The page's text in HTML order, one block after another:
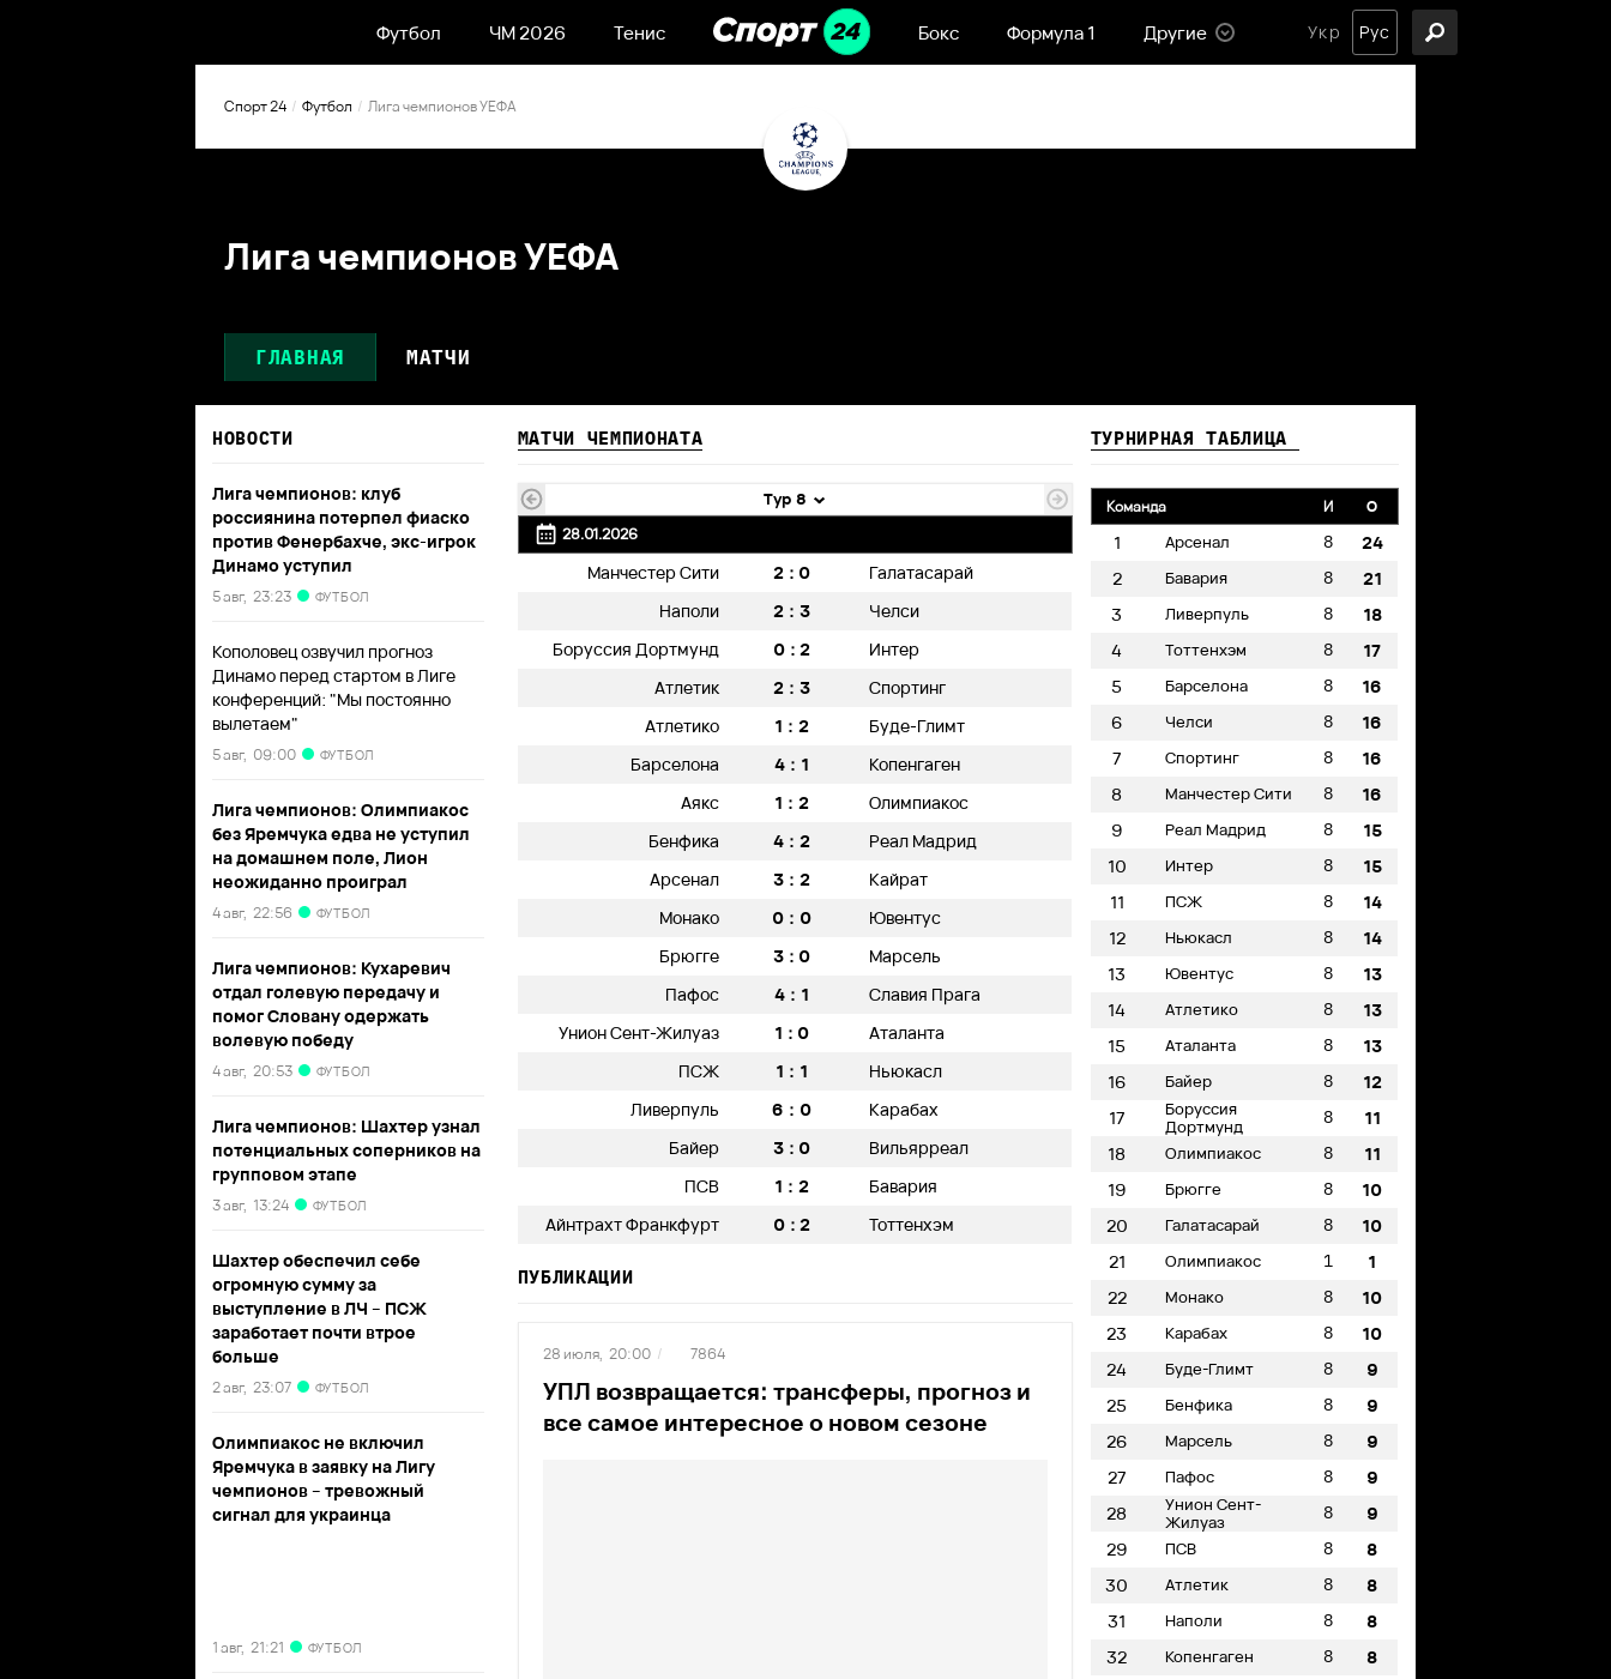
Футбол ЧМ 2026 Тенис Бокс Формула 1 Другие Укр Рус
Спорт 24 Футбол Лига чемпионов УЕФА
Лига чемпионов УЕФА
ГЛАВНАЯ МАТЧИ
НОВОСТИ
Лига чемпионов: клуб
россиянина потерпел фиаско
против Фенербахче, экс-игрок
Динамо уступил
5 авг, 23:23 ФУТБОЛ
Кополовец озвучил прогноз
Динамо перед стартом в Лиге
конференций: "Мы постоянно
вылетаем"
5 авг, 09:00 ФУТБОЛ
Лига чемпионов: Олимпиакос
без Яремчука едва не уступил
на домашнем поле, Лион
неожиданно проиграл
4 авг, 22:56 ФУТБОЛ
Лига чемпионов: Кухаревич
отдал голевую передачу и
помог Словану одержать
волевую победу
4 авг, 20:53 ФУТБОЛ
Лига чемпионов: Шахтер узнал
потенциальных соперников на
групповом этапе
3 авг, 13:24 ФУТБОЛ
Шахтер обеспечил себе
огромную сумму за
выступление в ЛЧ – ПСЖ
заработает почти втрое
больше
2 авг, 23:07 ФУТБОЛ
Олимпиакос не включил
Яремчука в заявку на Лигу
чемпионов – тревожный
сигнал для украинца
1 авг, 21:21 ФУТБОЛ
МАТЧИ ЧЕМПИОНАТА
Тур 8
28.01.2026
Манчестер Сити 2:0
Галатасарай
Наполи
2:3
Челси
Боруссия Дортмунд
0:2
Интер
Атлетик
2:3
Спортинг
Атлетико
1:2
Буде-Глимт
Барселона
4:1
Копенгаген
Аякс
1:2
Олимпиакос
Бенфика
4:2
Реал Мадрид
Арсенал
3:2
Кайрат
Монако
0:0
Ювентус
Брюгге
3:0
Марсель
Пафос
4:1
Славия Прага
Унион Сент-Жилуаз
1:0
Аталанта
ПСЖ
1:1
Ньюкасл
Ливерпуль
6:0
Карабах
Байер
3:0
Вильярреал
ПСВ
1:2
Бавария
Айнтрахт Франкфурт
0:2 Тоттенхэм
ПУБЛИКАЦИИ
УПЛ возвращается: трансферы, прогноз и
все самое интересное о новом сезоне
28 июля, 20:00 / 7864
ТУРНИРНАЯ ТАБЛИЦА
Команда И O
1 Арсенал 8
24
2
Бавария 8
21
3
Ливерпуль 8
18
4
Тоттенхэм 8
17
5
Барселона 8
16
6
Челси 8
16
7
Спортинг 8
16
8
Манчестер Сити 8
16
9
Реал Мадрид 8
15
10
Интер 8
15
11
ПСЖ 8
14
12
Ньюкасл 8
14
13
Ювентус 8
13
14
Атлетико 8
13
15
Аталанта 8
13
16
Байер 8
12
17
Боруссия
Дортмунд
8
11
18
Олимпиакос 8
11
19
Брюгге 8
10
20
Галатасарай 8
10
21
Олимпиакос 1
1
22
Монако 8
10
23
Карабах 8
10
24
Буде-Глимт 8
9
25
Бенфика 8
9
26
Марсель 8
9
27
Пафос 8
9
28
Унион Сент-
Жилуаз
8
9
29
ПСВ 8
8
30
Атлетик 8
8
31
Наполи 8
8
32
Копенгаген 8
8